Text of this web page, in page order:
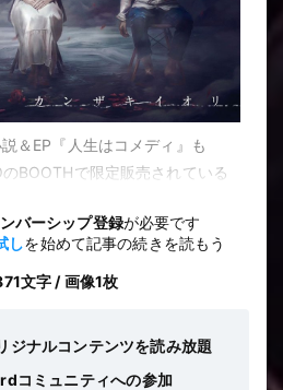
＆EP『人生はコメディ』も
BOOTHで限定販売されている
バーシップ登録が必要です
しを始めて記事の続きを読もう
文字 / 画像1枚
ジナルコンテンツを読み放題
コミュニティへの参加